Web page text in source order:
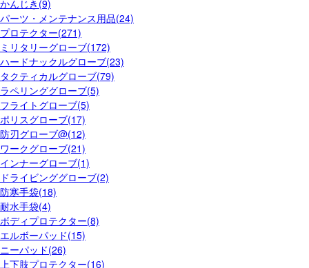
かんじき(9)
パーツ・メンテナンス用品(24)
プロテクター(271)
ミリタリーグローブ(172)
ハードナックルグローブ(23)
タクティカルグローブ(79)
ラペリンググローブ(5)
フライトグローブ(5)
ポリスグローブ(17)
防刃グローブ@(12)
ワークグローブ(21)
インナーグローブ(1)
ドライビンググローブ(2)
防寒手袋(18)
耐水手袋(4)
ボディプロテクター(8)
エルボーパッド(15)
ニーパッド(26)
上下肢プロテクター(16)